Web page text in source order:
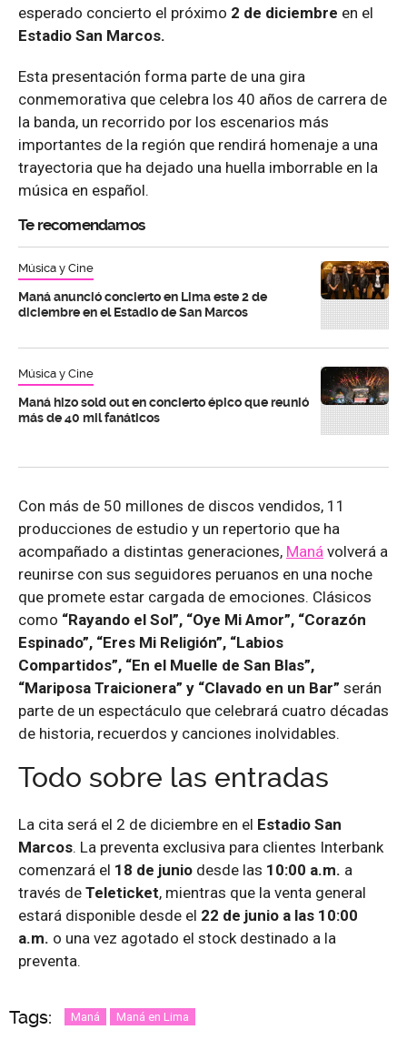
esperado concierto el próximo 2 de diciembre en el
Estadio San Marcos.
Esta presentación forma parte de una gira
conmemorativa que celebra los 40 años de carrera de
la banda, un recorrido por los escenarios más
importantes de la región que rendirá homenaje a una
trayectoria que ha dejado una huella imborrable en la
música en español.
Te recomendamos
Música y Cine
Maná anunció concierto en Lima este 2 de
diciembre en el Estadio de San Marcos
Música y Cine
Maná hizo sold out en concierto épico que reunió
más de 40 mil fanáticos
Con más de 50 millones de discos vendidos, 11
producciones de estudio y un repertorio que ha
acompañado a distintas generaciones, Maná volverá a
reunirse con sus seguidores peruanos en una noche
que promete estar cargada de emociones. Clásicos
como “Rayando el Sol”, “Oye Mi Amor”, “Corazón
Espinado”, “Eres Mi Religión”, “Labios
Compartidos”, “En el Muelle de San Blas”,
“Mariposa Traicionera” y “Clavado en un Bar” serán
parte de un espectáculo que celebrará cuatro décadas
de historia, recuerdos y canciones inolvidables.
Todo sobre las entradas
La cita será el 2 de diciembre en el Estadio San
Marcos. La preventa exclusiva para clientes Interbank
comenzará el 18 de junio desde las 10:00 a.m. a
través de Teleticket, mientras que la venta general
estará disponible desde el 22 de junio a las 10:00
a.m. o una vez agotado el stock destinado a la
preventa.
Tags: Maná Maná en Lima